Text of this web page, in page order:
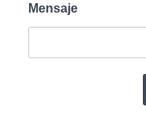
Mensaje